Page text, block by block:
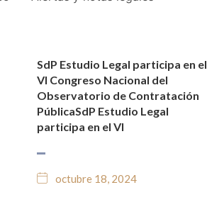
NOTICIAS Y BLOG JURÍDICO
SdP Estudio Legal participa en el
VI Congreso Nacional del
Observatorio de Contratación
PúblicaSdP Estudio Legal
participa en el VI
octubre 18, 2024